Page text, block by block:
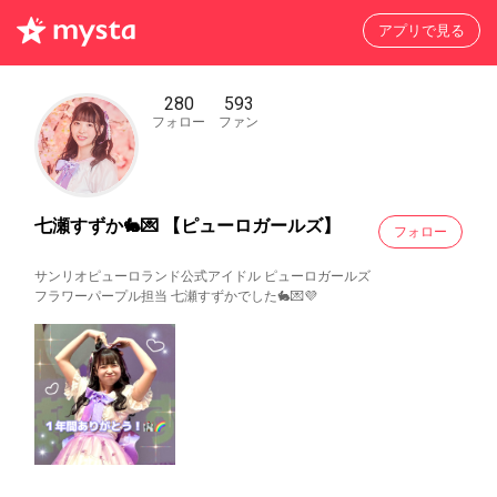
アプリで見る
280
フォロー
593
ファン
七瀬すずか🐇💌 【ピューロガールズ】 フォロー
サンリオピューロランド公式アイドル ピューロガールズ
フラワーパープル担当 七瀬すずかでした🐇💌💜